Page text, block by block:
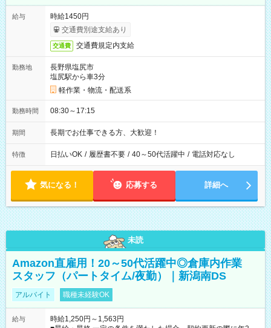
給与
時給1450円
交通費別途支給あり
交通費 交通費規定内支給
勤務地
長野県塩尻市
塩尻駅から車3分
軽作業・物流・配送系
勤務時間 08:30～17:15
期間 長期でお仕事できる方、大歓迎！
特徴 日払いOK / 履歴書不要 / 40～50代活躍中 / 電話対応なし
気になる！ 応募する 詳細へ
未読
Amazon直雇用！20～50代活躍中◎倉庫内作業
スタッフ（パートタイム/夜勤）｜新潟南DS
アルバイト 職種未経験OK
給与
時給1,250円～1,563円